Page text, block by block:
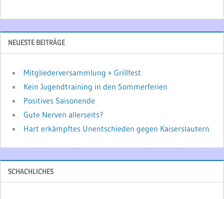
NEUESTE BEITRÄGE
Mitgliederversammlung + Grillfest
Kein Jugendtraining in den Sommerferien
Positives Saisonende
Gute Nerven allerseits?
Hart erkämpftes Unentschieden gegen Kaiserslautern
SCHACHLICHES